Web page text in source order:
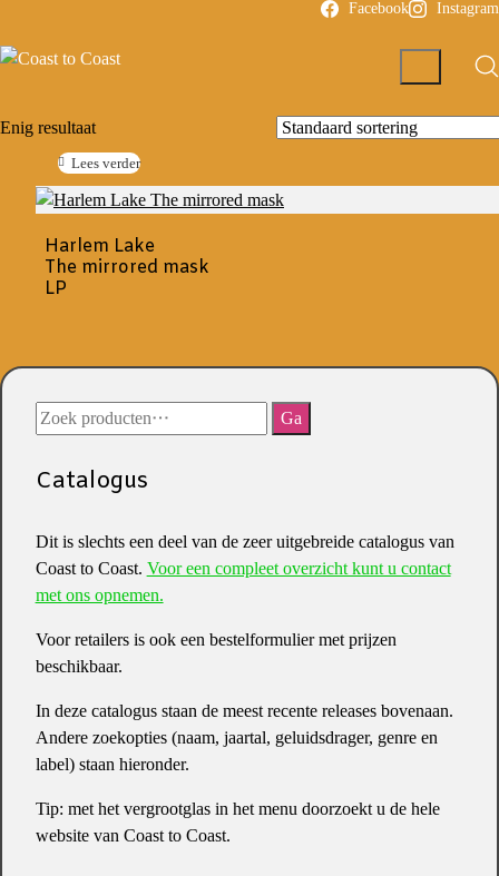
Facebook Instagram
Enig resultaat
Lees verder
Harlem Lake
The mirrored mask
LP
Zoeken
naar:
Ga
Catalogus
Dit is slechts een deel van de zeer uitgebreide catalogus van
Coast to Coast. Voor een compleet overzicht kunt u contact
met ons opnemen.
Voor retailers is ook een bestelformulier met prijzen
beschikbaar.
In deze catalogus staan de meest recente releases bovenaan.
Andere zoekopties (naam, jaartal, geluidsdrager, genre en
label) staan hieronder.
Tip: met het vergrootglas in het menu doorzoekt u de hele
website van Coast to Coast.